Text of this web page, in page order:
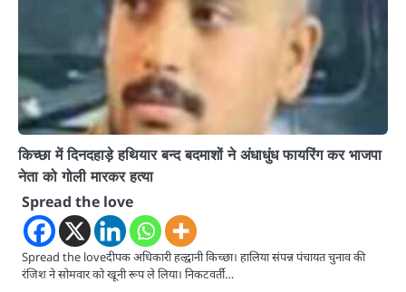
किच्छा में दिनदहाड़े हथियार बन्द बदमाशों ने अंधाधुंध फायरिंग कर भाजपा
नेता को गोली मारकर हत्या
Spread the love
Spread the loveदीपक अधिकारी हल्द्वानी किच्छा। हालिया संपन्न पंचायत चुनाव की
रंजिश ने सोमवार को खूनी रूप ले लिया। निकटवर्ती…